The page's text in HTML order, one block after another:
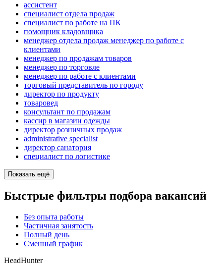
ассистент
специалист отдела продаж
специалист по работе на ПК
помощник кладовщика
менеджер отдела продаж менеджер по работе с
клиентами
менеджер по продажам товаров
менеджер по торговле
менеджер по работе с клиентами
торговый представитель по городу
директор по продукту
товаровед
консультант по продажам
кассир в магазин одежды
директор розничных продаж
administrative specialist
директор санатория
специалист по логистике
Показать ещё
Быстрые фильтры подбора вакансий
Без опыта работы
Частичная занятость
Полный день
Сменный график
HeadHunter